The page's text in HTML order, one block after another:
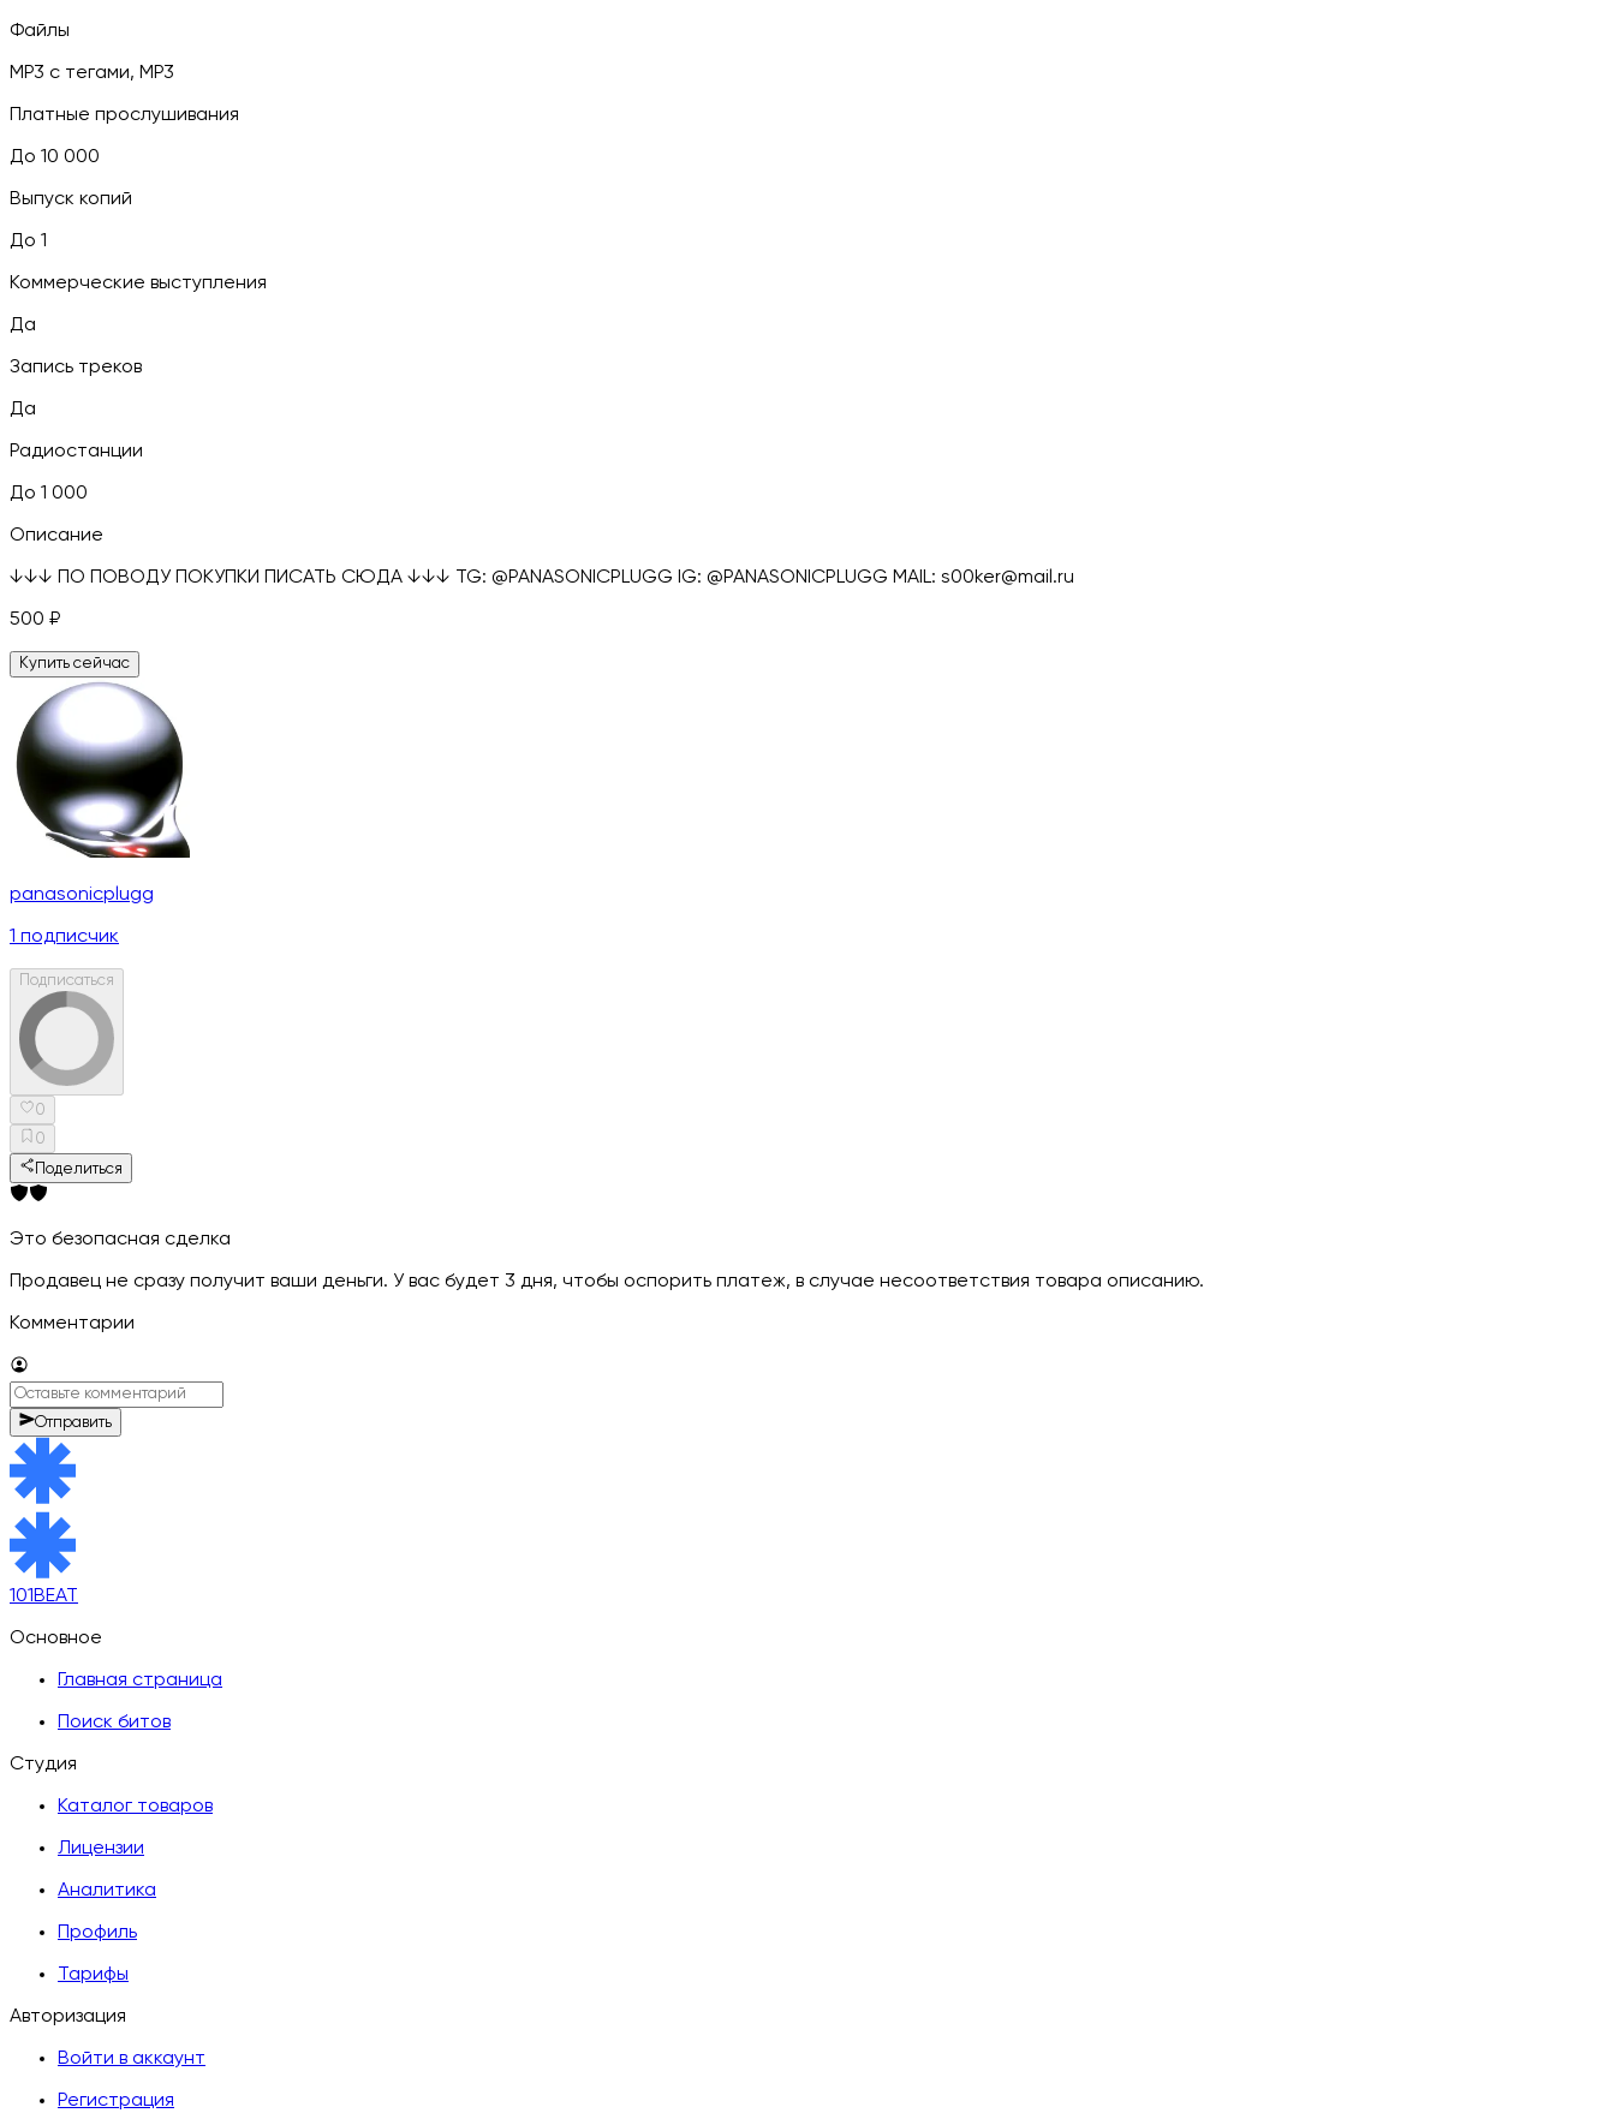
Файлы
MP3 c тегами, MP3
Платные прослушивания
До 10 000
Выпуск копий
До 1
Коммерческие выступления
Да
Запись треков
Да
Радиостанции
До 1 000
Описание
↓↓↓ ПО ПОВОДУ ПОКУПКИ ПИСАТЬ СЮДА ↓↓↓ TG: @PANASONICPLUGG IG: @PANASONICPLUGG MAIL: s00ker@mail.ru
500 ₽
Купить сейчас
panasonicplugg
1 подписчик
Подписаться
0
0
Поделиться
Это безопасная сделка
Продавец не сразу получит ваши деньги. У вас будет 3 дня, чтобы оспорить платеж, в случае несоответствия товара описанию.
Комментарии
Отправить
101BEAT
Основное
Главная страница
Поиск битов
Студия
Каталог товаров
Лицензии
Аналитика
Профиль
Тарифы
Авторизация
Войти в аккаунт
Регистрация